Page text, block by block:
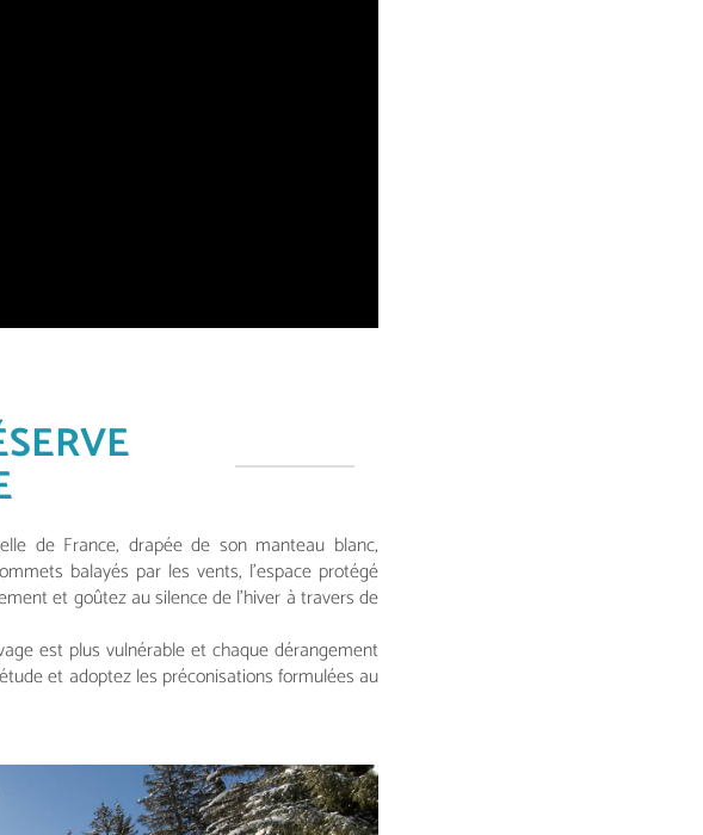
de France, drapée de son manteau blanc,
balayés par les vents, l'espace protégé
et goûtez au silence de l'hiver à travers de
est plus vulnérable et chaque dérangement
et adoptez les préconisations formulées au